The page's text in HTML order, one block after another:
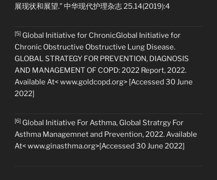
展现状和展望.” 中华现代护理杂志 25.14(2019):4
[5] Global Initiative for ChronicGlobal Initiative for
Chronic Obstructive Obstructive Lung Disease.
GLOBAL STRATEGY FOR PREVENTION, DIAGNOSIS
AND MANAGEMENT OF COPD: 2022 Report, 2022.
Available At< www.goldcopd.org> [Accessed 30 June
2022]
[6] Global Initiative For Asthma, Global Stratrgy For
Asthma Managemnet and Prevention, 2022. Available
At< www.ginasthma.org>[Accessed 30 June 2022]